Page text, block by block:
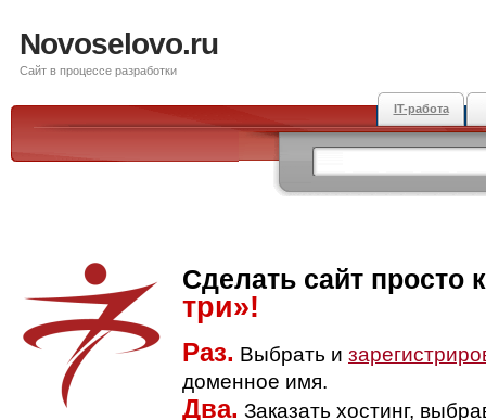
Novoselovo.ru
Сайт в процессе разработки
IT-работа
Сделать сайт просто
три»!
Раз. Выбрать и
доменное имя.
Два. Заказать хостинг,